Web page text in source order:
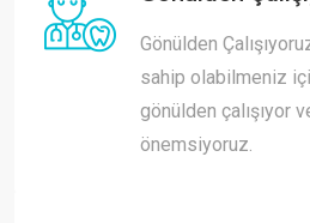
Gönülden
sahip olabilmeniz
gönülden çalışıyor
önemsiyoruz.